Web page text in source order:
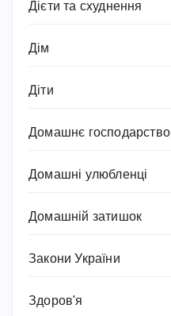
Дієти та схуднення
Дім
Діти
Домашнє господарство
Домашні улюбленці
Домашній затишок
Закони України
Здоров'я